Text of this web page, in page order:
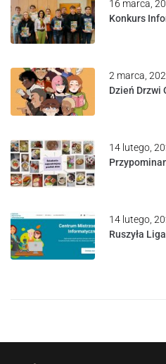
16 marca,
Konkurs
2 marca,
Dzień Drzwi
14 lutego,
14 lutego,
Ruszyła